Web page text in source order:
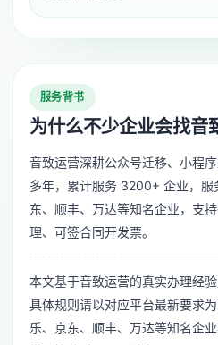
服务背书
为什么不少企业会找音
音致运营深耕公众号迁移、小程
多年，累计服务 3200+ 企业，服
东、顺丰、万达等知名企业，支
理、可签合同开发票。
本文基于音致运营的真实办理经
具体规则请以对应平台最新要求
乐、京东、顺丰、万达等知名企